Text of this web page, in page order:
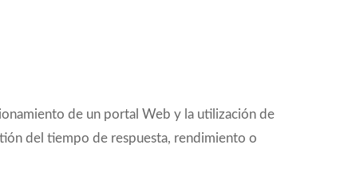
de un portal Web y la utilización de
del tiempo de respuesta, rendimiento o